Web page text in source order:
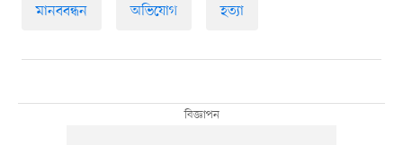
মানববন্ধন অভিযোগ হত্যা